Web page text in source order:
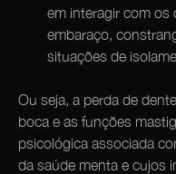
em interagir com
embaraço,
situações de
Ou seja, a perda de
boca e as funções
psicológica associada
da saúde menta e cujos